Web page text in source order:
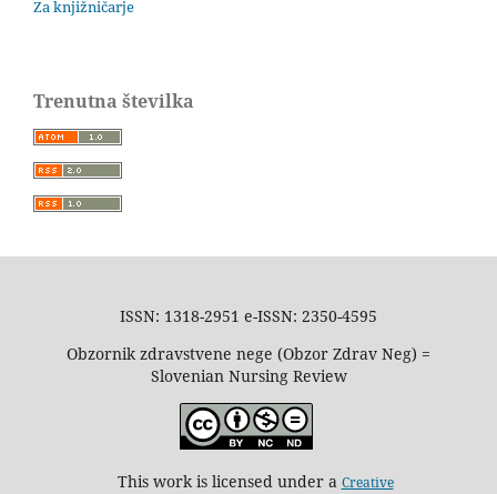
Za knjižničarje
Trenutna številka
ISSN: 1318-2951 e-ISSN: 2350-4595
Obzornik zdravstvene nege (Obzor Zdrav Neg) =
Slovenian Nursing Review
This work is licensed under a Creative